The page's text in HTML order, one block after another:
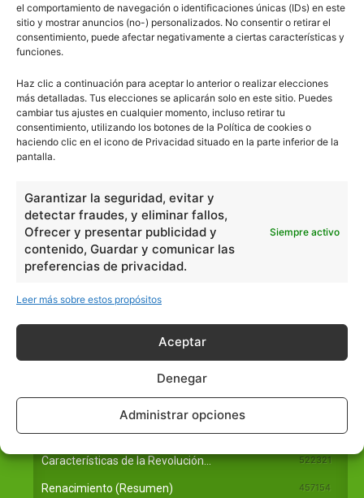
el comportamiento de navegación o identificaciones únicas (IDs) en este
sitio y mostrar anuncios (no-) personalizados. No consentir o retirar el
consentimiento, puede afectar negativamente a ciertas características y
funciones.
Haz clic a continuación para aceptar lo anterior o realizar elecciones
más detalladas. Tus elecciones se aplicarán solo en este sitio. Puedes
cambiar tus ajustes en cualquier momento, incluso retirar tu
consentimiento, utilizando los botones de la Política de cookies o
haciendo clic en el icono de Privacidad situado en la parte inferior de la
pantalla.
Garantizar la seguridad, evitar y
detectar fraudes, y eliminar fallos,
Ofrecer y presentar publicidad y
contenido, Guardar y comunicar las
preferencias de privacidad.
Siempre activo
Leer más sobre estos propósitos
Aceptar
Denegar
Administrar opciones
Historia
1597
Lengua
211
Varios
1185
En Básico
Números romanos
Ángulos agudo, obtuso, recto y...
En Filosofía
Teoría de los Cuatro Elementos
En Historia
Las principales características... 525533
Características de la Revolución... 522321
Renacimiento (Resumen) 457154